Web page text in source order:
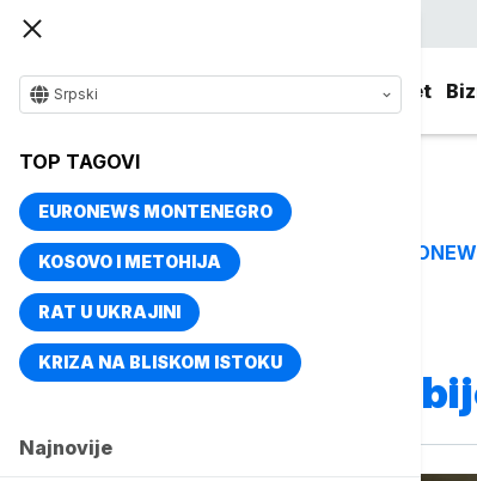
Svet
Srpski
TOP TAGOVI
EURONEWS MONTENEGRO
KOSOVO I METOHIJA
RAT U UKRAJINI
KRIZA NA BLISKOM ISTOKU
Najnovije
TOP TAGOVI
Vise o temi
Rukometašice